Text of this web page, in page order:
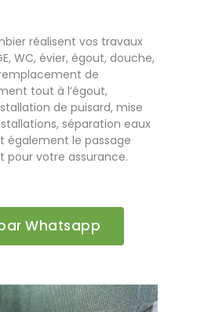
réalisent vos travaux
WC, évier, égout, douche,
de
tout à l’égout,
de puisard, mise
séparation eaux
également le passage
pour votre assurance.
Whatsapp